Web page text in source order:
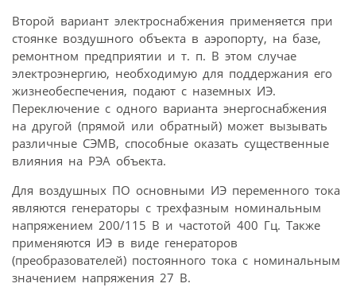
Второй вариант электроснабжения применяется при
стоянке воздушного объекта в аэропорту, на базе,
ремонтном предприятии и т. п. В этом случае
электроэнергию, необходимую для поддержания его
жизнеобеспечения, подают с наземных ИЭ.
Переключение с одного варианта энерго­снабжения
на другой (прямой или обратный) может вызывать
различные СЭМВ, способные оказать существенные
влияния на РЭА объекта.
Для воздушных ПО основными ИЭ переменного тока
являются генераторы с трехфазным номинальным
напряжением 200/115 В и частотой 400 Гц. Также
применяются ИЭ в виде генераторов
(преобразователей) постоянного тока с номинальным
значением напряжения 27 В.